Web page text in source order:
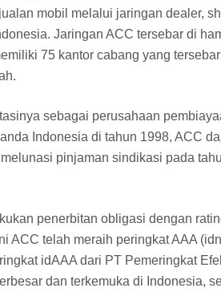
mobil melalui jaringan dealer,
Jaringan ACC tersebar di
75 kantor cabang yang
sebagai perusahaan
Indonesia di tahun 1998, ACC
pinjaman sindikasi pada
penerbitan obligasi dengan
ACC telah meraih peringkat AAA
idAAA dari PT Pemeringkat
dan terkemuka di Indonesia,